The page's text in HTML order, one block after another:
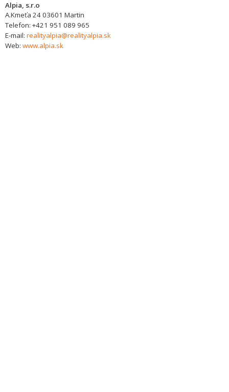
Alpia, s.r.o
A.Kmeťa 2403601 Martin
Telefon: +421 951 089 965
E-mail: realityalpia@realityalpia.sk
Web: www.alpia.sk